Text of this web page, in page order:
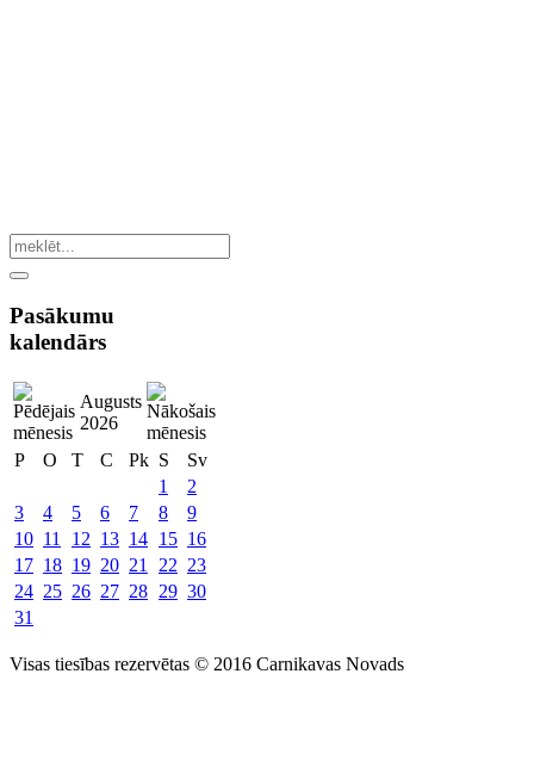
Pasākumu
kalendārs
Augusts
2026
P
O T C Pk S
Sv
1
2
3
4 5 6 7 8
9
10 11 12 13 14 15 16
17 18 19 20 21 22 23
24 25 26 27 28 29 30
31
Visas tiesības rezervētas © 2016 Carnikavas Novads